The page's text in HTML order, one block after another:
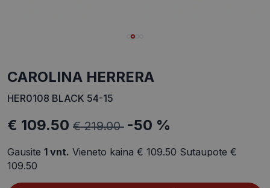
CAROLINA HERRERA
HER0108 BLACK 54-15
€ 109.50 € 219.00 -50 %
Gausite 1 vnt. Vieneto kaina € 109.50 Sutaupote €
109.50